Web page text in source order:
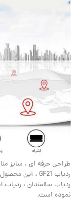
ردیاب GF21 ، این محصول را برای استفاده به عنوان :
ردیاب سالمندان ، ردیاب
نموده است.